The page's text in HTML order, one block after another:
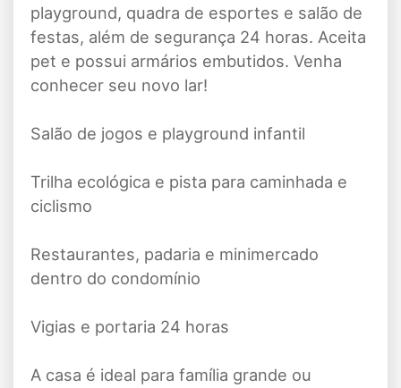
playground, quadra de esportes e salão de
festas, além de segurança 24 horas. Aceita
pet e possui armários embutidos. Venha
conhecer seu novo lar!
Salão de jogos e playground infantil
Trilha ecológica e pista para caminhada e
ciclismo
Restaurantes, padaria e minimercado
dentro do condomínio
Vigias e portaria 24 horas
A casa é ideal para família grande ou